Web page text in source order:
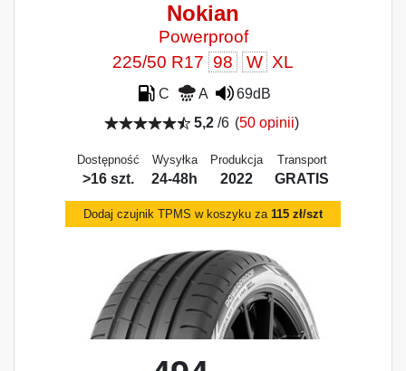
Nokian
Powerproof
225/50 R17 98 W XL
C A
69dB
5,2/6 (50 opinii)
Dostępność
>16 szt.
Wysyłka
24-48h
Produkcja
2022
Transport
GRATIS
Dodaj czujnik TPMS w koszyku za 115 zł/szt